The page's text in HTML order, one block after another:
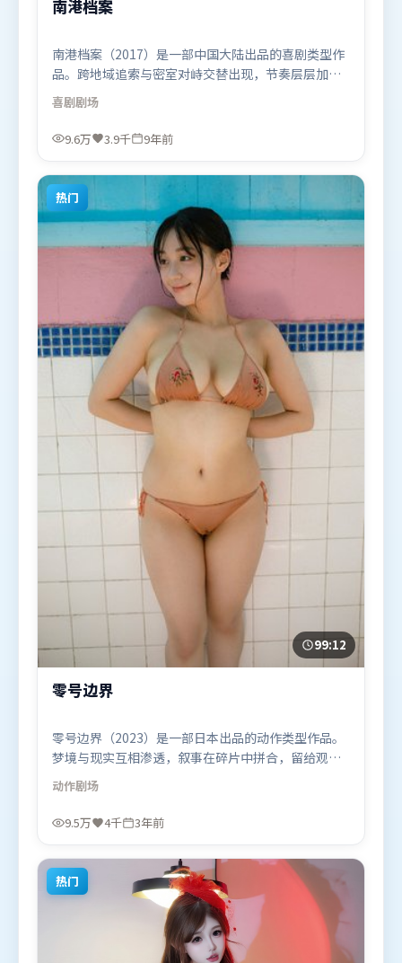
南港档案
南港档案（2017）是一部中国大陆出品的喜剧类型作
品。跨地域追索与密室对峙交替出现，节奏层层加
码，张力持续上扬。视听风格统一而富有实验感，配
乐与画面情绪贴合。由奉俊昊执导，杨幂、周冬雨、
苍井优，托尼·贾、张家辉、汤唯等联袂出演。影片
线，适合喜欢喜剧题材的观众观看。
喜剧剧场
9.6万 3.9千 9年前
热门
99:12
零号边界
零号边界（2023）是一部日本出品的动作类型作品。
梦境与现实互相渗透，叙事在碎片中拼合，留给观众
回味空间。人物关系网复杂却不凌乱，每场对手戏都
推动信息增量。由许鞍华执导，阿米尔·汗、艾米莉
·布朗特、谭卓，长泽雅美等联袂出演。影片于2023
作题材的观众观看。
动作剧场
9.5万 4千 3年前
热门